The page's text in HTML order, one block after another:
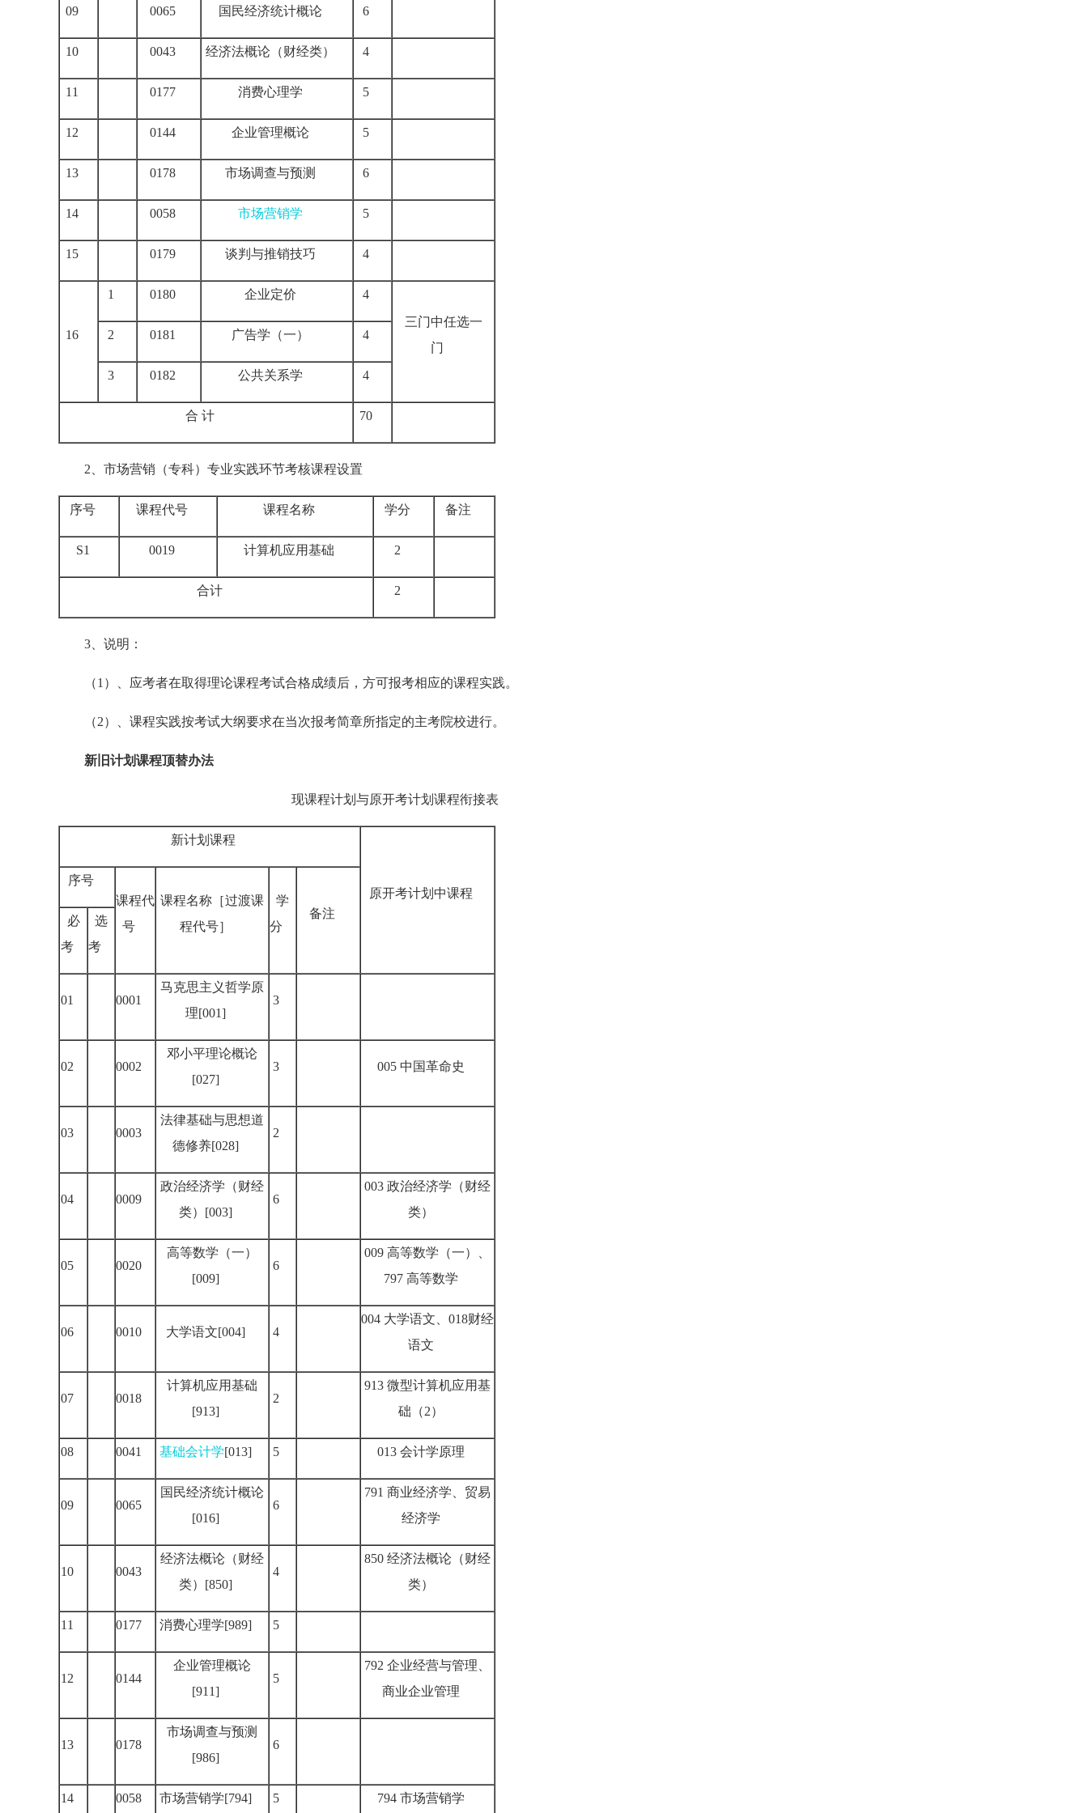
09 0065 国民经济统计概论 6
10 0043 经济法概论（财经类） 4
11 0177 消费心理学 5
12 0144 企业管理概论 5
13 0178 市场调查与预测 6
14 0058 市场营销学 5
15 0179 谈判与推销技巧 4
16
1 0180 企业定价
4
三门中任选一
门
2 0181 广告学（一） 4
3 0182 公共关系学 4
合 计 70
2、市场营销（专科）专业实践环节考核课程设置
序号 课程代号 课程名称 学分 备注
S1 0019 计算机应用基础 2
合计 2
3、说明：
（1）、应考者在取得理论课程考试合格成绩后，方可报考相应的课程实践。
（2）、课程实践按考试大纲要求在当次报考简章所指定的主考院校进行。
新旧计划课程顶替办法
现课程计划与原开考计划课程衔接表
新计划课程
原开考计划中课程
序号
课程代
号
课程名称［过渡课
程代号］
学
分
备注
必
考
选
考
01 0001
马克思主义哲学原
理[001]
3
02 0002
邓小平理论概论
[027]
3 005 中国革命史
03 0003
法律基础与思想道
德修养[028]
2
04 0009
政治经济学（财经
类）[003]
6
003 政治经济学（财经
类）
05 0020
高等数学（一）
[009]
6
009 高等数学（一）、
797 高等数学
06 0010 大学语文[004] 4
004 大学语文、018财经
语文
07 0018
计算机应用基础
[913]
2
913 微型计算机应用基
础（2）
08 0041 基础会计学[013] 5 013 会计学原理
09 0065
国民经济统计概论
[016]
6
791 商业经济学、贸易
经济学
10 0043
经济法概论（财经
类）[850]
4
850 经济法概论（财经
类）
11 0177 消费心理学[989] 5
12 0144
企业管理概论
[911]
5
792 企业经营与管理、
商业企业管理
13 0178
市场调查与预测
[986]
6
14 0058 市场营销学[794] 5 794 市场营销学